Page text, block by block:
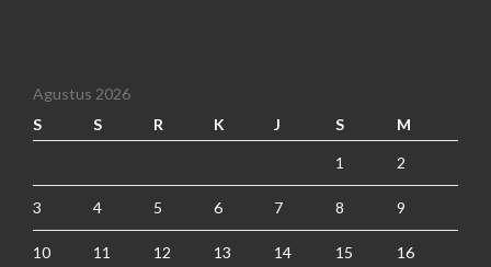
Agustus 2026
S
S R K J S M
1 2
3 4 5 6 7 8 9
10 11 12 13 14 15 16